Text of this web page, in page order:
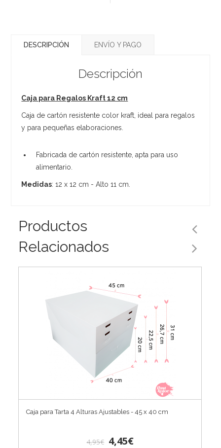
DESCRIPCIÓN ENVÍO Y PAGO
Descripción
Caja para Regalos Kraft 12 cm
Caja de cartón resistente color kraft, ideal para regalos
y para pequeñas elaboraciones.
Fabricada de cartón resistente, apta para uso
alimentario.
Medidas: 12 x 12 cm - Alto 11 cm.
Productos
Relacionados
Caja para Tarta 4 Alturas Ajustables - 45 x 40 cm
4,95€ 4,45€